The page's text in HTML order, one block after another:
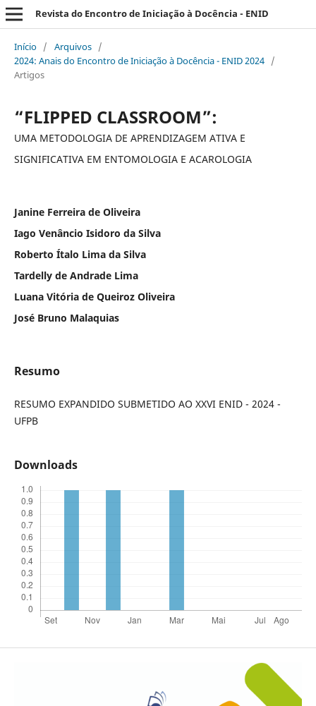
Revista do Encontro de Iniciação à Docência - ENID
Início / Arquivos /
2024: Anais do Encontro de Iniciação à Docência - ENID 2024 /
Artigos
“FLIPPED CLASSROOM”:
UMA METODOLOGIA DE APRENDIZAGEM ATIVA E
SIGNIFICATIVA EM ENTOMOLOGIA E ACAROLOGIA
Janine Ferreira de Oliveira
Iago Venâncio Isidoro da Silva
Roberto Ítalo Lima da Silva
Tardelly de Andrade Lima
Luana Vitória de Queiroz Oliveira
José Bruno Malaquias
Resumo
RESUMO EXPANDIDO SUBMETIDO AO XXVI ENID - 2024 -
UFPB
Downloads